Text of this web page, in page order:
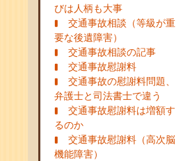
びは人柄も大事
交通事故相談（等級が重
要な後遺障害）
交通事故相談の記事
交通事故慰謝料
交通事故の慰謝料問題、
弁護士と司法書士で違う
交通事故慰謝料は増額す
るのか
交通事故慰謝料（高次脳
機能障害）